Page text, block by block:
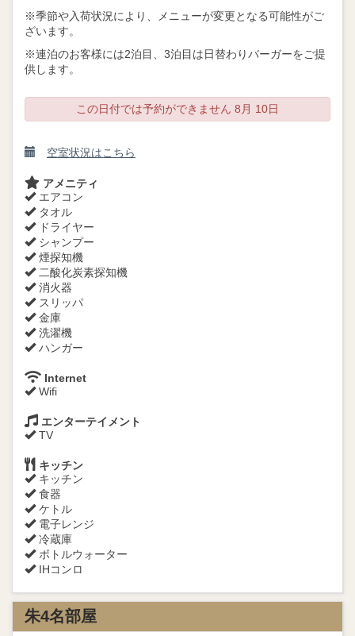
※季節や入荷状況により、メニューが変更となる可能性がご
ざいます。
※連泊のお客様には2泊目、3泊目は日替わりバーガーをご提
供します。
この日付では予約ができません 8月 10日
空室状況はこちら
アメニティ
エアコン
タオル
ドライヤー
シャンプー
煙探知機
二酸化炭素探知機
消火器
スリッパ
金庫
洗濯機
ハンガー
Internet
Wifi
エンターテイメント
TV
キッチン
キッチン
食器
ケトル
電子レンジ
冷蔵庫
ボトルウォーター
IHコンロ
朱4名部屋